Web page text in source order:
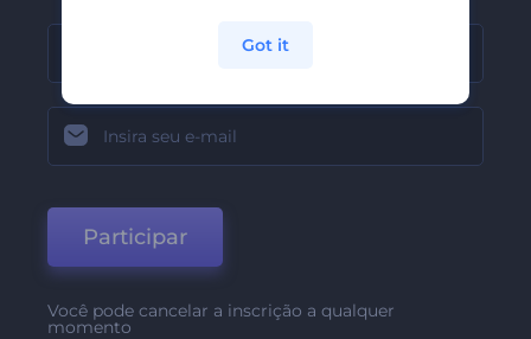
Participar
Você pode cancelar a inscrição a qualquer
momento
Got it